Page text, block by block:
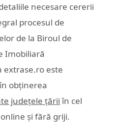
necesare cererii
procesul de
de la Biroul de
Imobiliară
extrase.ro este
obținerea
județele țării în cel
și fără griji.